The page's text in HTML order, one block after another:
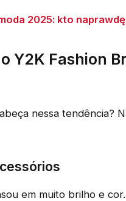
2025: kto
Y2K Fashion
nessa tendência?
em muito brilho e